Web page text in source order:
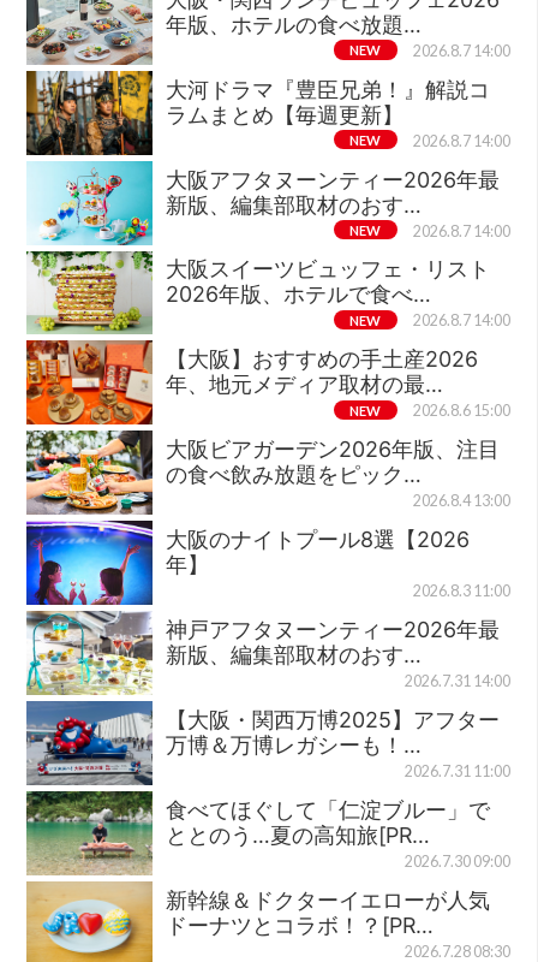
年版、ホテルの食べ放題…
NEW 2026.8.7 14:00
大河ドラマ『豊臣兄弟！』解説コ
ラムまとめ【毎週更新】
NEW 2026.8.7 14:00
大阪アフタヌーンティー2026年最
新版、編集部取材のおす…
NEW 2026.8.7 14:00
大阪スイーツビュッフェ・リスト
2026年版、ホテルで食べ…
NEW 2026.8.7 14:00
【大阪】おすすめの手土産2026
年、地元メディア取材の最…
NEW 2026.8.6 15:00
大阪ビアガーデン2026年版、注目
の食べ飲み放題をピック…
2026.8.4 13:00
大阪のナイトプール8選【2026
年】
2026.8.3 11:00
神戸アフタヌーンティー2026年最
新版、編集部取材のおす…
2026.7.31 14:00
【大阪・関西万博2025】アフター
万博＆万博レガシーも！…
2026.7.31 11:00
食べてほぐして「仁淀ブルー」で
ととのう…夏の高知旅[PR…
2026.7.30 09:00
新幹線＆ドクターイエローが人気
ドーナツとコラボ！？[PR…
2026.7.28 08:30